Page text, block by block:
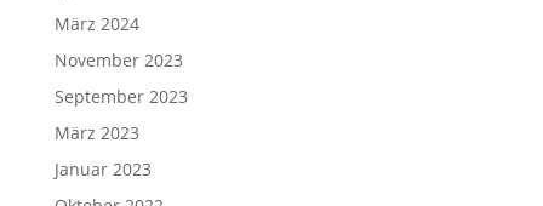
März 2024
November 2023
September 2023
März 2023
Januar 2023